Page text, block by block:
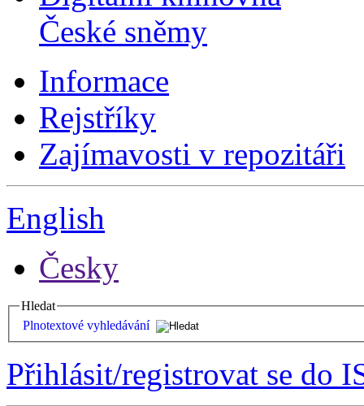
České sněmy
Informace
Rejstříky
Zajímavosti v repozitáři
English
Česky
Hledat
Plnotextové vyhledávání
Přihlásit/registrovat se do